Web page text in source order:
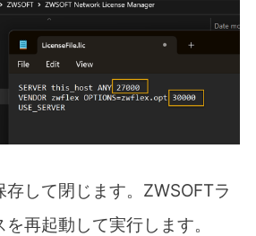
存して閉じます。ZWSOFTラ
を再起動して実行します。